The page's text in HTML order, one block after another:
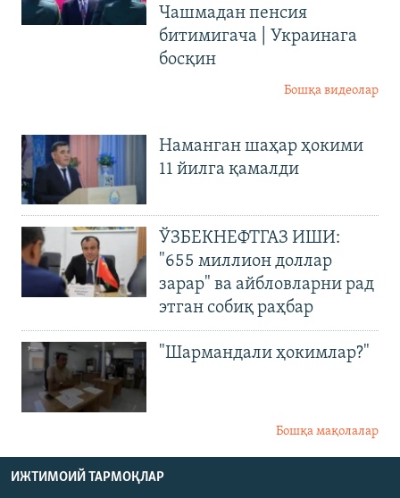
Чашмадан пенсия
битимигача | Украинага
босқин
Бошқа видеолар
Наманган шаҳар ҳокими
11 йилга қамалди
ЎЗБЕКНЕФТГАЗ ИШИ:
"655 миллион доллар
зарар" ва айбловларни рад
этган собиқ раҳбар
"Шармандали ҳокимлар?"
Бошқа мақолалар
ИЖТИМОИЙ ТАРМОҚЛАР